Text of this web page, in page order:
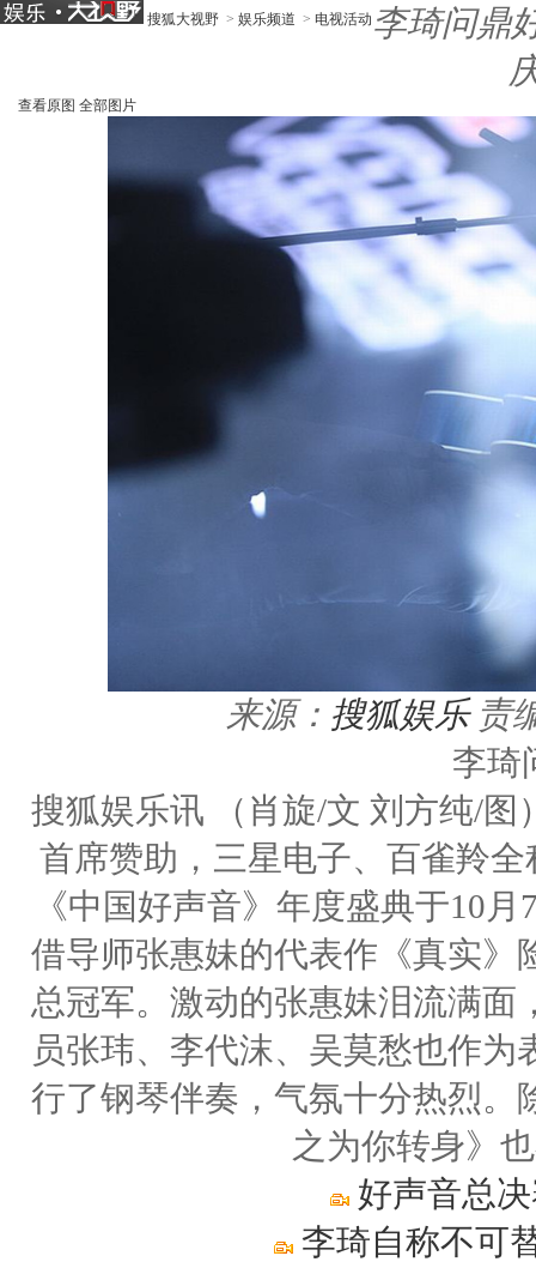
搜狐大视野 > 娱乐频道 > 电视活动 李琦问鼎
查看原图 全部图片
来源： 搜狐娱乐 责
李琦
搜狐娱乐讯 （肖旋/文 刘方纯/
首席赞助，三星电子、百雀羚
《中国好声音》年度盛典于10
借导师张惠妹的代表作《真实》
总冠军。激动的张惠妹泪流满
员张玮、李代沫、吴莫愁也作
行了钢琴伴奏，气氛十分热烈。
之为你转身》
好声音总
李琦自称不可